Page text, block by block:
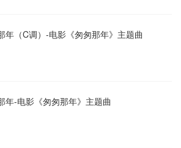
年（C调）-电影《匆匆那年》主题曲
年-电影《匆匆那年》主题曲